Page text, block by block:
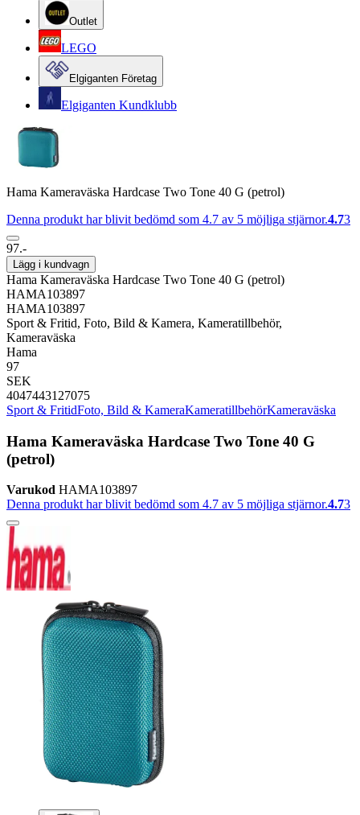
Outlet
LEGO
Elgiganten Företag
Elgiganten Kundklubb
Hama Kameraväska Hardcase Two Tone 40 G (petrol)
Denna produkt har blivit bedömd som 4.7 av 5 möjliga stjärnor.4.73
97.-
Lägg i kundvagn
Hama Kameraväska Hardcase Two Tone 40 G (petrol)
HAMA103897
HAMA103897
Sport & Fritid, Foto, Bild & Kamera, Kameratillbehör,
Kameraväska
Hama
97
SEK
4047443127075
Sport & FritidFoto, Bild & KameraKameratillbehörKameraväska
Hama Kameraväska Hardcase Two Tone 40 G
(petrol)
Varukod HAMA103897
Denna produkt har blivit bedömd som 4.7 av 5 möjliga stjärnor.4.73